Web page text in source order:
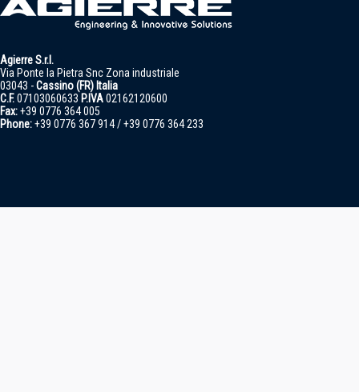
Agierre S.r.l.
Via Ponte la Pietra Snc Zona industriale
03043 -Cassino (FR) Italia
C.F.07103060633 P.IVA02162120600
Fax:+39 0776 364 005
Phone:+39 0776 367 914 / +39 0776 364 233